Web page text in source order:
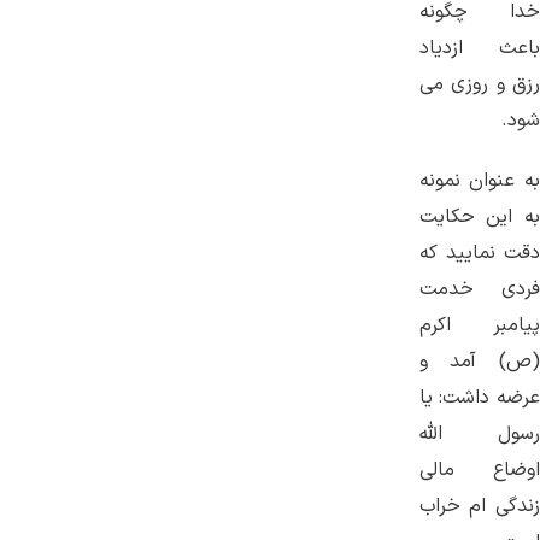
خدا چگونه
باعث ازدیاد
رزق و روزی می
شود.
به عنوان نمونه
به این حکایت
دقت نمایید که
فردی خدمت
پیامبر اکرم
(ص) آمد و
عرضه داشت: یا
رسول الله
اوضاع مالی
زندگی ام خراب